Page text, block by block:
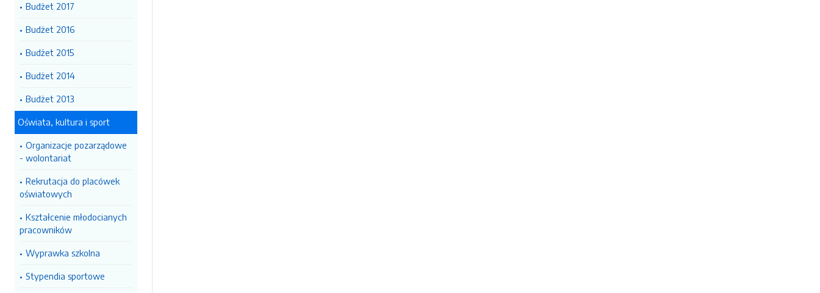
Budżet 2017
Budżet 2016
Budżet 2015
Budżet 2014
Budżet 2013
Oświata, kultura i sport
Organizacje pozarządowe
- wolontariat
Rekrutacja do placówek
oświatowych
Kształcenie młodocianych
pracowników
Wyprawka szkolna
Stypendia sportowe